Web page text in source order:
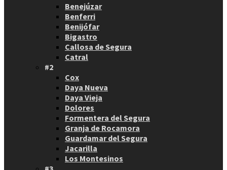
Benejúzar
Benferri
Benijófar
Bigastro
Callosa de Segura
Catral
#2
Cox
Daya Nueva
Daya Vieja
Dolores
Formentera del Segura
Granja de Rocamora
Guardamar del Segura
Jacarilla
Los Montesinos